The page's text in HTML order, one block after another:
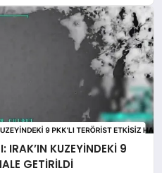
IRAK’IN KUZEYİNDEKİ 9
GETİRİLDİ